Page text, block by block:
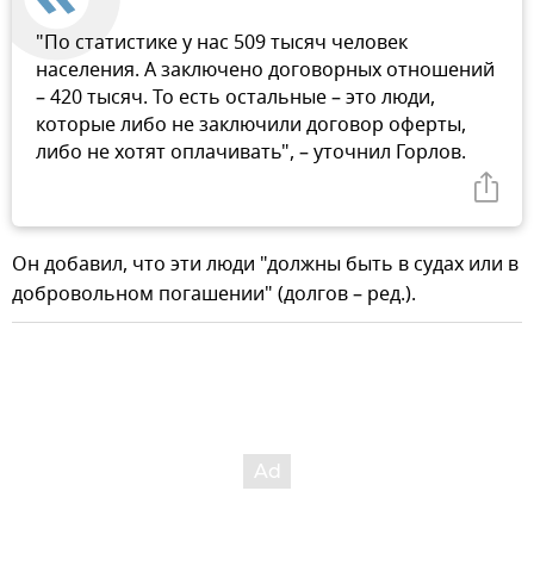
"По статистике у нас 509 тысяч человек
населения. А заключено договорных отношений
– 420 тысяч. То есть остальные – это люди,
которые либо не заключили договор оферты,
либо не хотят оплачивать", – уточнил Горлов.
Он добавил, что эти люди "должны быть в судах или в
добровольном погашении" (долгов – ред.).